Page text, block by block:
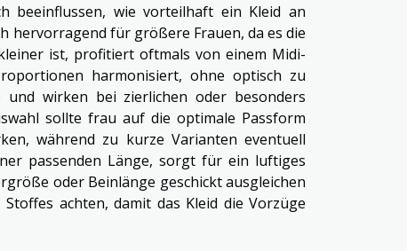
beeinflussen, wie vorteilhaft ein Kleid an
hervorragend für größere Frauen, da es die
ist, profitiert oftmals von einem Midi-
harmonisiert, ohne optisch zu
wirken bei zierlichen oder besonders
sollte frau auf die optimale Passform
während zu kurze Varianten eventuell
passenden Länge, sorgt für ein luftiges
oder Beinlänge geschickt ausgleichen
achten, damit das Kleid die Vorzüge